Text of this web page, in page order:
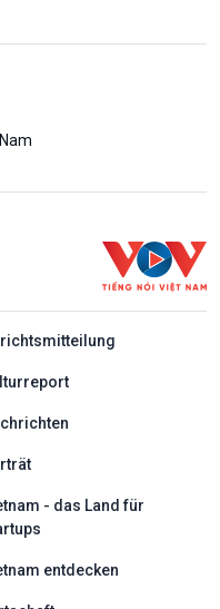
- das Land für
entdecken